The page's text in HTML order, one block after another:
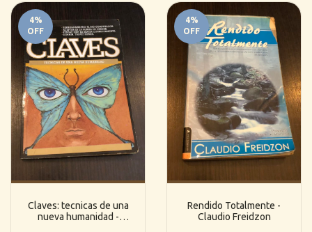
4%
OFF
Claves: tecnicas de una
nueva humanidad -
4%
OFF
Rendido Totalmente -
Claudio Freidzon